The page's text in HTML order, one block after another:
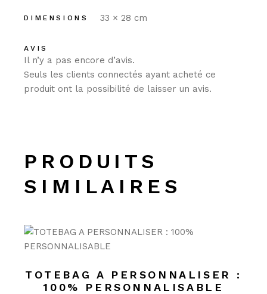
DIMENSIONS 33 × 28 cm
AVIS
Il n’y a pas encore d’avis.
Seuls les clients connectés ayant acheté ce
produit ont la possibilité de laisser un avis.
PRODUITS
SIMILAIRES
TOTEBAG A PERSONNALISER :
100% PERSONNALISABLE